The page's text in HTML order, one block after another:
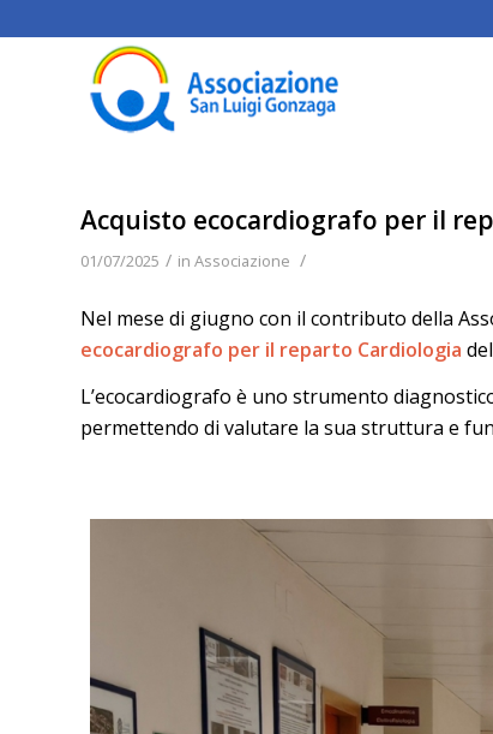
Acquisto ecocardiografo per il
01/07/2025 / in Associazione /
Nel mese di giugno con il contributo della
ecocardiografo per il reparto Cardiologia
L’ecocardiografo è uno strumento
permettendo di valutare la sua struttura e